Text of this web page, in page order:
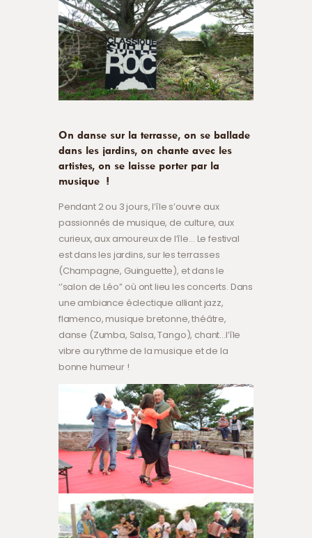
On danse sur la terrasse, on se ballade
dans les jardins, on chante avec les
artistes, on se laisse porter par la
musique !
Pendant 2 ou 3 jours, l’île s’ouvre aux
passionnés de musique, de culture, aux
curieux, aux amoureux de l’île… Le festival
est dans les jardins, sur les terrasses
(Champagne, Guinguette), et dans le
‘’salon de Léo’’ où ont lieu les concerts. Dans
une ambiance éclectique alliant jazz,
flamenco, musique bretonne, théâtre,
danse (Zumba, Salsa, Tango), chant…l’île
vibre au rythme de la musique et de la
bonne humeur !